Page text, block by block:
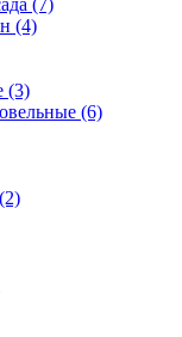
(7)
(4)
(3)
(6)
(2)